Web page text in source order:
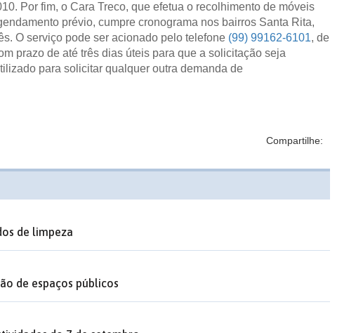
Por fim, o Cara Treco, que efetua o recolhimento de móveis
prévio, cumpre cronograma nos bairros Santa Rita,
O serviço pode ser acionado pelo telefone (99) 99162-6101, de
prazo de até três dias úteis para que a solicitação seja
para solicitar qualquer outra demanda de
Compartilhe:
de limpeza
de espaços públicos